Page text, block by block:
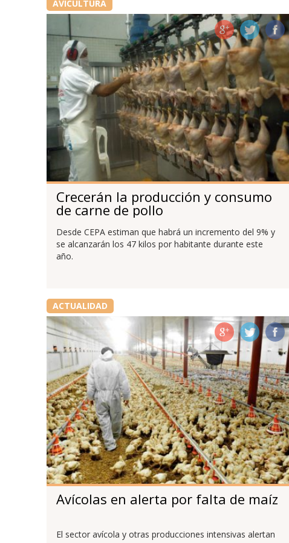
AVICULTURA
Crecerán la producción y consumo
de carne de pollo
Desde CEPA estiman que habrá un incremento del 9% y
se alcanzarán los 47 kilos por habitante durante este
año.
ACTUALIDAD
Avícolas en alerta por falta de maíz
El sector avícola y otras producciones intensivas alertan